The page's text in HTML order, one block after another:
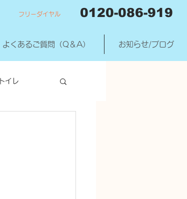
フリーダイヤル 0120-086-919
よくあるご質問（Q＆A） お知らせ/ブログ
トイレ